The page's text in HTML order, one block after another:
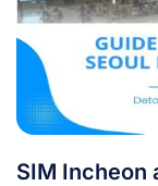
SIM Incheon